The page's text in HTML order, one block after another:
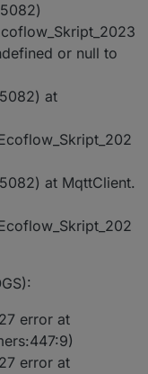
or null to
at
at MqttClient.
error at
error at